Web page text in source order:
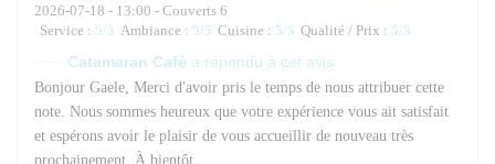
2026-07-18 - 13:00 - Couverts 6
Service : 5/5 Ambiance : 5/5 Cuisine : 5/5 Qualité / Prix : 5/5
Catamaran Café a répondu à cet avis
Bonjour Gaele, Merci d'avoir pris le temps de nous attribuer cette
note. Nous sommes heureux que votre expérience vous ait satisfait
et espérons avoir le plaisir de vous accueillir de nouveau très
prochainement. À bientôt,